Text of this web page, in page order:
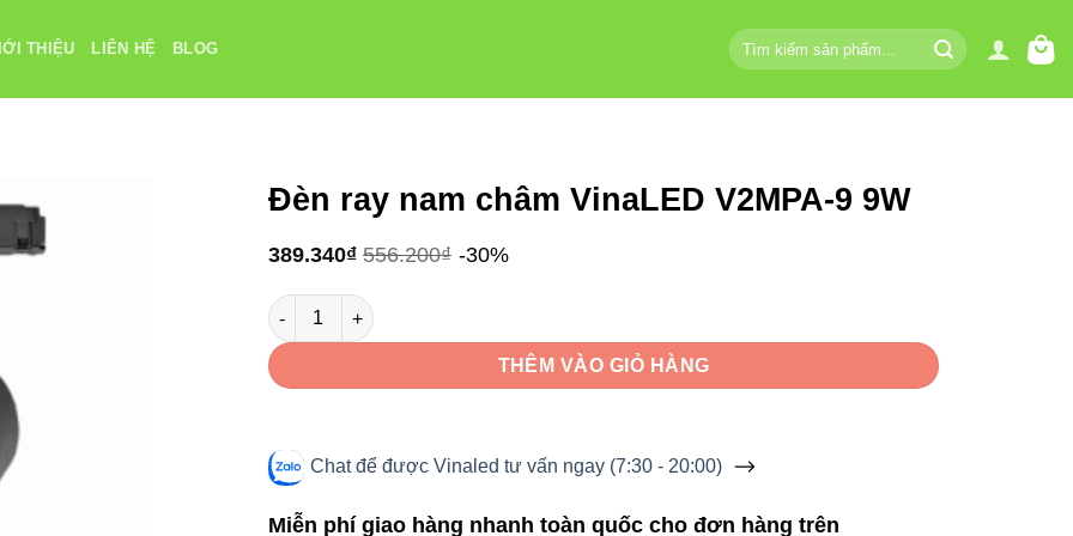
THIỆU LIÊN HỆ BLOG
Tìm
kiếm:
Đèn ray nam châm VinaLED V2MPA-9 9W
389.340₫ 556.200₫ -30%
Đèn ray nam châm VinaLED V2MPA-9 9W số lượng
THÊM VÀO GIỎ HÀNG
Chat để được Vinaled tư vấn ngay (7:30 - 20:00)
Miễn phí giao hàng nhanh toàn quốc cho đơn hàng trên